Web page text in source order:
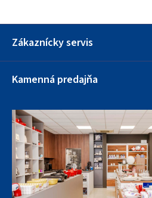
Zákaznícky servis
Kamenná predajňa